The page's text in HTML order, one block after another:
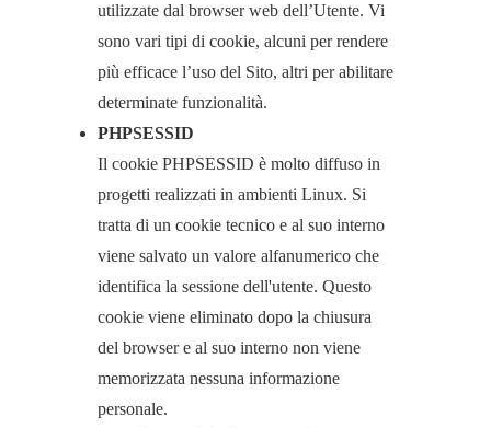
utilizzate dal browser web dell’Utente. Vi
sono vari tipi di cookie, alcuni per rendere
più efficace l’uso del Sito, altri per abilitare
determinate funzionalità.
PHPSESSID
Il cookie PHPSESSID è molto diffuso in
progetti realizzati in ambienti Linux. Si
tratta di un cookie tecnico e al suo interno
viene salvato un valore alfanumerico che
identifica la sessione dell'utente. Questo
cookie viene eliminato dopo la chiusura
del browser e al suo interno non viene
memorizzata nessuna informazione
personale.